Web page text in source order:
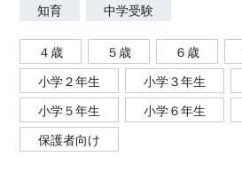
知育
中学受験
４歳 ５歳 ６歳
小学２年生
小学３年生
小学５年生
小学６年生
保護者向け